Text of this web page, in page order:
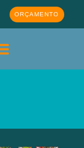
ORÇAMENTO